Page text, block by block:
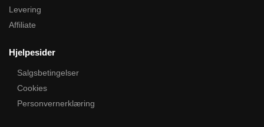
Levering
Affiliate
Hjelpesider
Salgsbetingelser
Cookies
Personvernerklæring